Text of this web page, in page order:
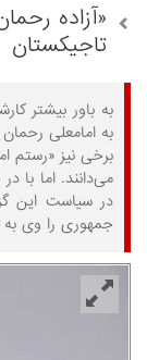
«آزاده
تاجیکستان
به باور بیشتر
به امامعلی
برخی نیز «رستم
می‌دانند. اما با
در سیاست این
جمهوری را وی